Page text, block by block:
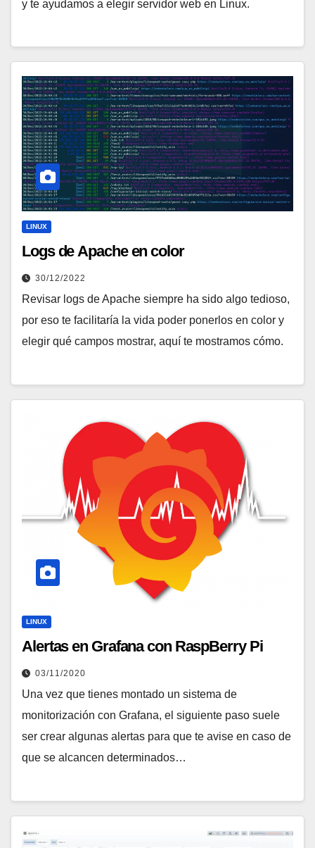
y te ayudamos a elegir servidor web en Linux.
LINUX
Logs de Apache en color
30/12/2022
Revisar logs de Apache siempre ha sido algo tedioso,
por eso te facilitaría la vida poder ponerlos en color y
elegir qué campos mostrar, aquí te mostramos cómo.
LINUX
Alertas en Grafana con RaspBerry Pi
03/11/2020
Una vez que tienes montado un sistema de
monitorización con Grafana, el siguiente paso suele
ser crear algunas alertas para que te avise en caso de
que se alcancen determinados…